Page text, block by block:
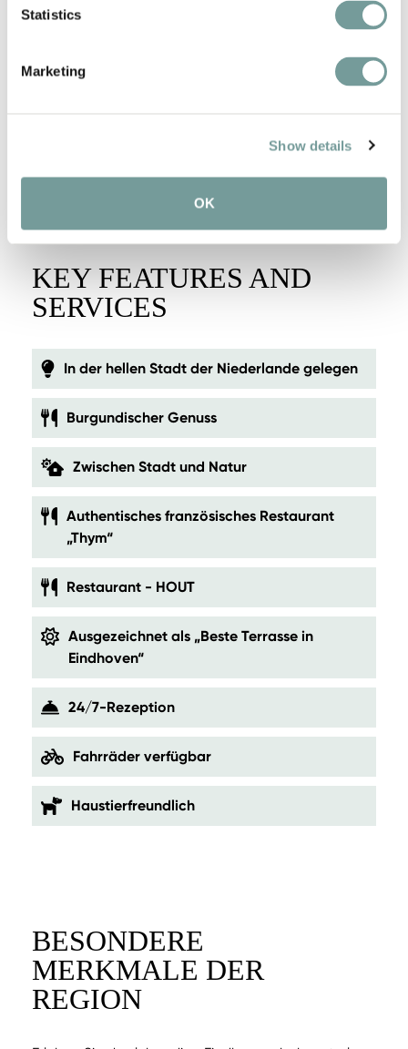
Statistics
Marketing
Show details
OK
KEY FEATURES AND
SERVICES
In der hellen Stadt der Niederlande gelegen
Burgundischer Genuss
Zwischen Stadt und Natur
Authentisches französisches Restaurant
„Thym“
Restaurant - HOUT
Ausgezeichnet als „Beste Terrasse in
Eindhoven“
24/7-Rezeption
Fahrräder verfügbar
Haustierfreundlich
BESONDERE
MERKMALE DER
REGION